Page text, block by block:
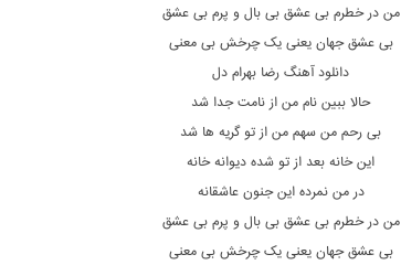
من در خطرم بی عشق بی بال و پرم بی عشق
بی عشق جهان یعنی یک چرخش بی معنی
دانلود آهنگ رضا بهرام دل
حالا ببین نام من از نامت جدا شد
بی رحم من سهم من از تو گریه ها شد
این خانه بعد از تو شده دیوانه خانه
در من نمرده این جنون عاشقانه
من در خطرم بی عشق بی بال و پرم بی عشق
بی عشق جهان یعنی یک چرخش بی معنی